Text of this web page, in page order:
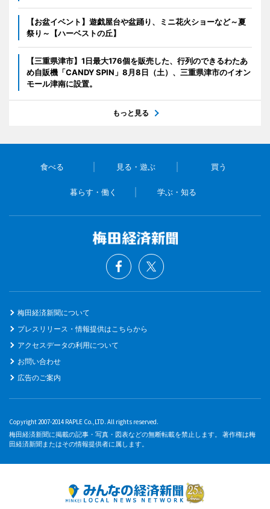
【お盆イベント】遊戯屋台や盆踊り、ミニ花火ショーなど～夏
祭り～【ハーベストの丘】
【三重県津市】1日最大176個を販売した、行列のできるわたあ
め自販機「CANDY SPIN」8月8日（土）、三重県津市のイオン
モール津南に設置。
もっと見る
食べる 見る・遊ぶ 買う
暮らす・働く 学ぶ・知る
梅田経済新聞について
プレスリリース・情報提供はこちらから
アクセスデータの利用について
お問い合わせ
広告のご案内
Copyright 2007-2014 RAPLE Co.,LTD. All rights reserved.
梅田経済新聞に掲載の記事・写真・図表などの無断転載を禁止します。 著作権は梅
田経済新聞またはその情報提供者に属します。